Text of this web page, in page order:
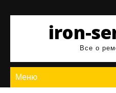
содержимомуiron-
Все о
Меню